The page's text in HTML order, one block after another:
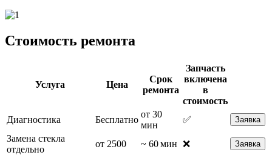
Стоимость ремонта
Услуга Цена
Срок
ремонта
Запчасть
включена
в
стоимость
Диагностика
Бесплатно
от 30
мин
✅ Заявка
Замена стекла
отдельно
от 2500 ~ 60 мин ❌ Заявка